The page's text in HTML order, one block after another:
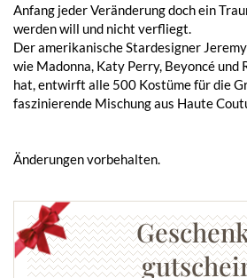
Anfang jeder Veränderung doch ein
werden will und nicht verfliegt.
Der amerikanische Stardesigner
wie Madonna, Katy Perry, Beyoncé und
hat, entwirft alle 500 Kostüme für die
faszinierende Mischung aus Haute
Änderungen vorbehalten.